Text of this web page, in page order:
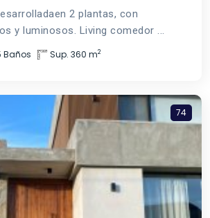
2 plantas, con
y luminosos. Living comedor ...
Baños Sup. 360 m2
74